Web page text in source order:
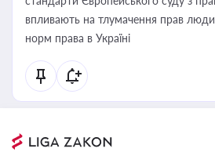
впливають на тлумачення прав
норм права в Україні